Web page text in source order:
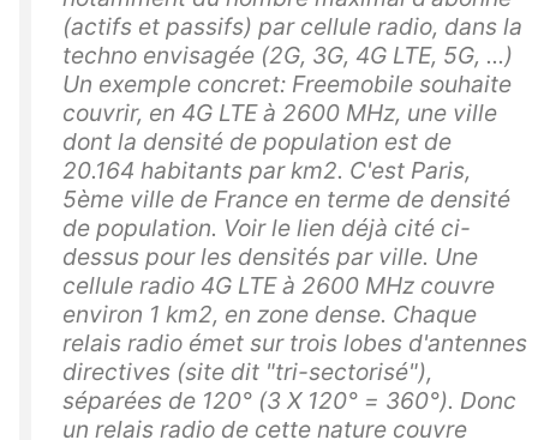
(actifs et passifs) par cellule radio, dans la
techno envisagée (2G, 3G, 4G LTE, 5G, ...)
Un exemple concret: Freemobile souhaite
couvrir, en 4G LTE à 2600 MHz, une ville
dont la densité de population est de
20.164 habitants par km2. C'est Paris,
5ème ville de France en terme de densité
de population. Voir le lien déjà cité ci-
dessus pour les densités par ville. Une
cellule radio 4G LTE à 2600 MHz couvre
environ 1 km2, en zone dense. Chaque
relais radio émet sur trois lobes d'antennes
directives (site dit "tri-sectorisé"),
séparées de 120° (3 X 120° = 360°). Donc
un relais radio de cette nature couvre